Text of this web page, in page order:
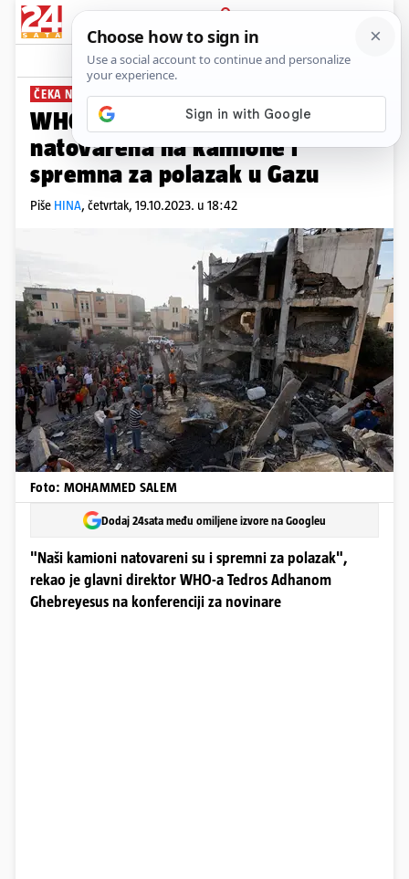
PRIJAVA
News Komentari
ČEKA NA GRANICI
WHO: Medicinska oprema je
natovarena na kamione i
spremna za polazak u Gazu
Piše HINA, četvrtak, 19.10.2023. u 18:42
Foto: MOHAMMED SALEM
Dodaj 24sata među omiljene izvore na Googleu
"Naši kamioni natovareni su i spremni za polazak",
rekao je glavni direktor WHO-a Tedros Adhanom
Ghebreyesus na konferenciji za novinare